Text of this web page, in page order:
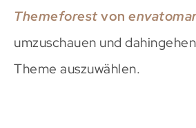
Themeforestvon
umzuschauen und
Theme auszuwählen.